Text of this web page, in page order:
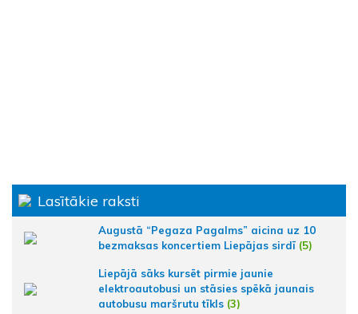
Lasītākie raksti
Augustā “Pegaza Pagalms” aicina uz 10
bezmaksas koncertiem Liepājas sirdī (5)
Liepājā sāks kursēt pirmie jaunie
elektroautobusi un stāsies spēkā jaunais
autobusu maršrutu tīkls (3)